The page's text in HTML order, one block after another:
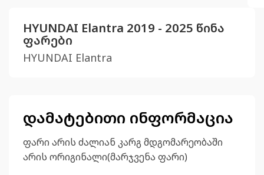
HYUNDAI Elantra 2019 - 2025 წინა
ფარები
HYUNDAI Elantra
დამატებითი ინფორმაცია
ფარი არის ძალიან კარგ მდგომარეობაში
არის ორიგინალი(მარჯვენა ფარი)